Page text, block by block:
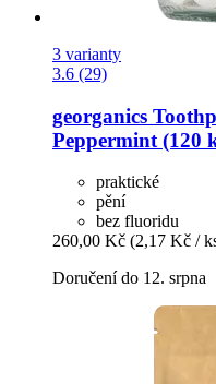
3 varianty
3.6 (29)
georganics
Peppermint (120
praktické
pění
bez fluoridu
260,00 Kč (2,17 Kč /
Doručení do 12. srpna